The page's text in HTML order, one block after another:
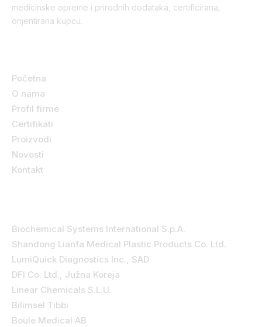
medicinske opreme i prirodnih dodataka, certificirana,
orijentirana kupcu.
Početna
O nama
Profil firme
Certifikati
Proizvodi
Novosti
Kontakt
Biochemical Systems International S.p.A.
Shandong Lianfa Medical Plastic Products Co. Ltd.
LumiQuick Diagnostics Inc., SAD
DFI Co. Ltd., Južna Koreja
Linear Chemicals S.L.U.
Bilimsel Tibbi
Boule Medical AB